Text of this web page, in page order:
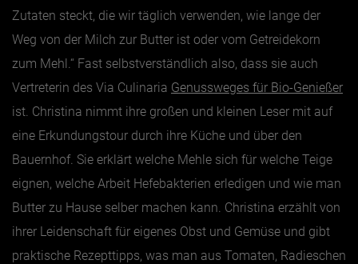
Dezember
Zutaten steckt, die wir täglich verwenden, wie lange der
Weg von der Milch zur Butter ist oder vom Getreidekorn
zum Mehl.“ Fast selbstverständlich also, dass sie auch
Vertreterin des Via Culinaria Genussweges für Bio-Genießer
ist. Christina nimmt ihre großen und kleinen Leser mit auf
eine Erkundungstour durch ihre Küche und über den
Bauernhof. Sie erklärt welche Mehle sich für welche Teige
eignen, welche Arbeit Hefebakterien erledigen und wie man
Butter zu Hause selber machen kann. Christina erzählt von
ihrer Leidenschaft für eigenes Obst und Gemüse und gibt
praktische Rezepttipps, was man aus Tomaten, Radieschen